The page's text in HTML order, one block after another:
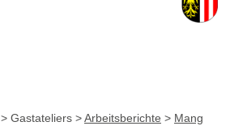
> Gastateliers >Arbeitsberichte > Mang